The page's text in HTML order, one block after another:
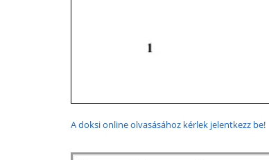
A doksi online olvasásához kérlek jelentkezz be!